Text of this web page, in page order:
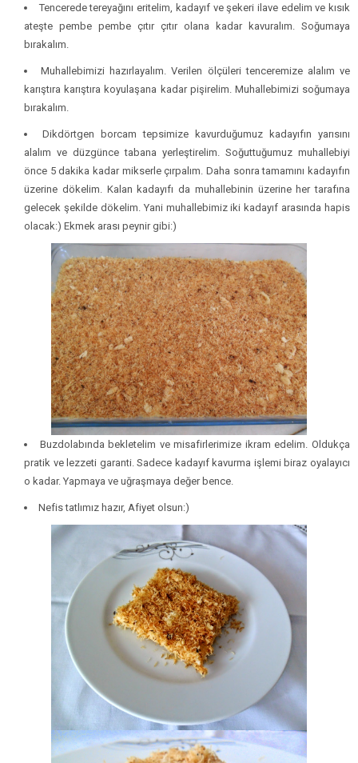
Tencerede tereyağını eritelim, kadayıf ve şekeri ilave edelim ve kısık
ateşte pembe pembe çıtır çıtır olana kadar kavuralım. Soğumaya
bırakalım.
Muhallebimizi hazırlayalım. Verilen ölçüleri tenceremize alalım ve
karıştıra karıştıra koyulaşana kadar pişirelim. Muhallebimizi soğumaya
bırakalım.
Dikdörtgen borcam tepsimize kavurduğumuz kadayıfın yarısını
alalım ve düzgünce tabana yerleştirelim. Soğuttuğumuz muhallebiyi
önce 5 dakika kadar mikserle çırpalım. Daha sonra tamamını kadayıfın
üzerine dökelim. Kalan kadayıfı da muhallebinin üzerine her tarafına
gelecek şekilde dökelim. Yani muhallebimiz iki kadayıf arasında hapis
olacak:) Ekmek arası peynir gibi:)
Buzdolabında bekletelim ve misafirlerimize ikram edelim. Oldukça
pratik ve lezzeti garanti. Sadece kadayıf kavurma işlemi biraz oyalayıcı
o kadar. Yapmaya ve uğraşmaya değer bence.
Nefis tatlımız hazır, Afiyet olsun:)